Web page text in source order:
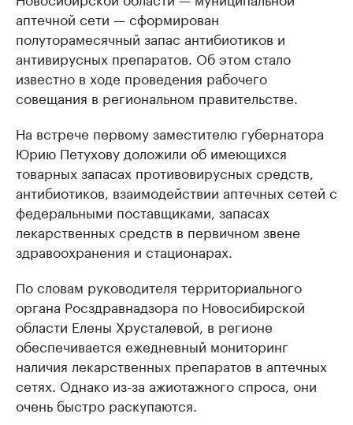
аптечной сети — сформирован
полуторамесячный запас антибиотиков и
антивирусных препаратов. Об этом стало
известно в ходе проведения рабочего
совещания в региональном правительстве.
На встрече первому заместителю губернатора
Юрию Петухову доложили об имеющихся
товарных запасах противовирусных средств,
антибиотиков, взаимодействии аптечных сетей с
федеральными поставщиками, запасах
лекарственных средств в первичном звене
здравоохранения и стационарах.
По словам руководителя территориального
органа Росздравнадзора по Новосибирской
области Елены Хрусталевой, в регионе
обеспечивается ежедневный мониторинг
наличия лекарственных препаратов в аптечных
сетях. Однако из-за ажиотажного спроса, они
очень быстро раскупаются.